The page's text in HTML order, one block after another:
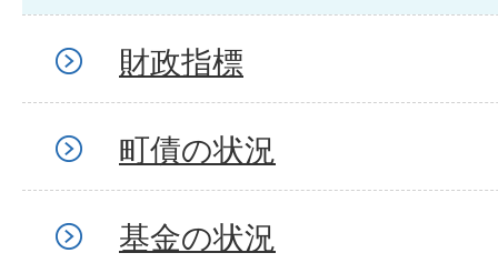
財政指標
町債の状況
基金の状況